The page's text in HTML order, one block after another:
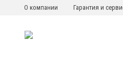
О компании Гарантия и